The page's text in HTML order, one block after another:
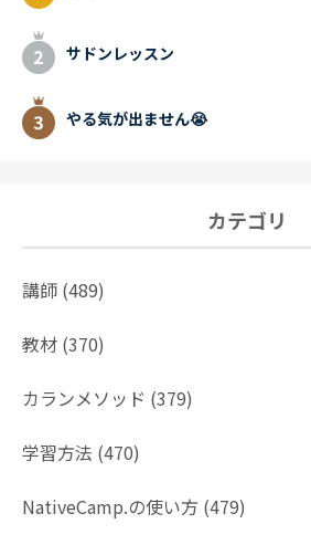
サドンレッスン
やる気が出ません😭
カテゴリ
講師 (489)
教材 (370)
カランメソッド (379)
学習方法 (470)
NativeCamp.の使い方 (479)